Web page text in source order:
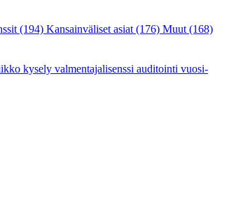
(194) Kansainväliset asiat (176) Muut (168)
kysely valmentajalisenssi auditointi vuosi-